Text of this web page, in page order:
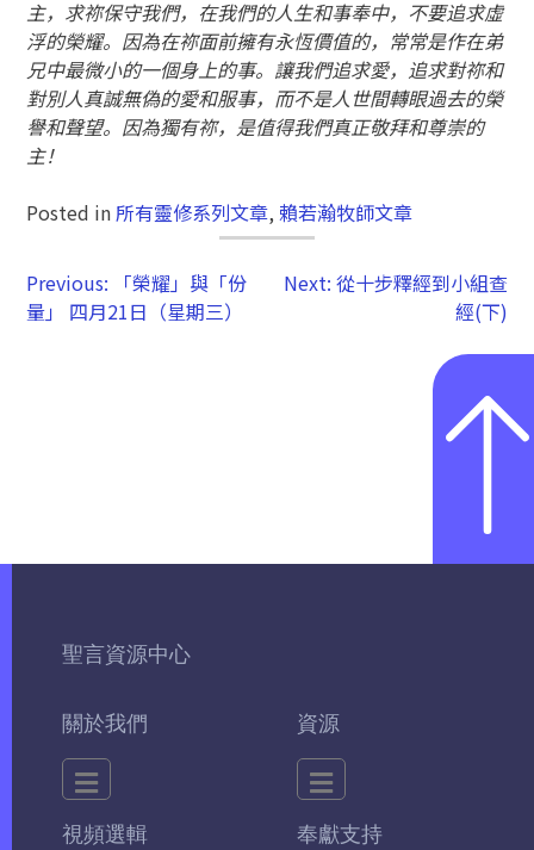
主，求祢保守我們，在我們的人生和事奉中，不要追求虛
浮的榮耀。因為在祢面前擁有永恆價值的，常常是作在弟
兄中最微小的一個身上的事。讓我們追求愛，追求對祢和
對別人真誠無偽的愛和服事，而不是人世間轉眼過去的榮
譽和聲望。因為獨有祢，是值得我們真正敬拜和尊崇的
主！
Posted in所有靈修系列文章,賴若瀚牧師文章
Previous:
「榮耀」與「份
量」 四月21日（星期三）
Next: 從十步釋經到小組查
經(下)
聖言資源中心
關於我們 資源
視頻選輯 奉獻支持